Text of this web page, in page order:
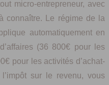
micro-entrepreneur, avec
connaître. Le régime de la
automatiquement en
(36 800€ pour les
pour les activités d’achat-
sur le revenu, vous